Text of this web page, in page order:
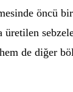
öncü
de diğer